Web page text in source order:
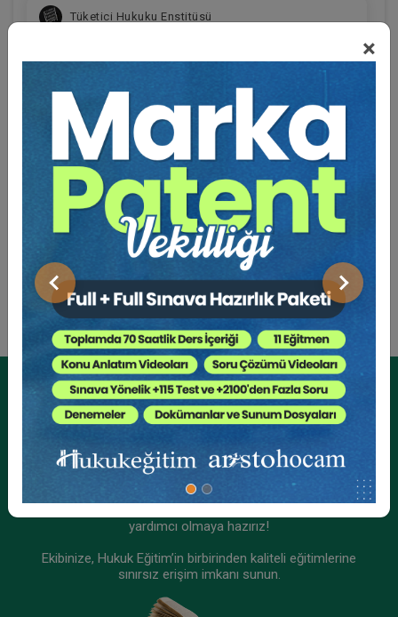
×
Önceki Sonraki
Tüketici Hukuku Enstitüsü
IV. Medeni Hukuk Kongresi - Tüm Oturumlar (11
Oturum)
2160 TL Sepete Ekle
Tüketici Hukuku Enstitüsü
Eğitmen Hakkında
Sosyal Medya
Kurumsal Üyelikler İçin
Kurumsal Teklif Alın
yardımcı olmaya hazırız!
Ekibinize, Hukuk Eğitim’in birbirinden kaliteli eğitimlerine
sınırsız erişim imkanı sunun.